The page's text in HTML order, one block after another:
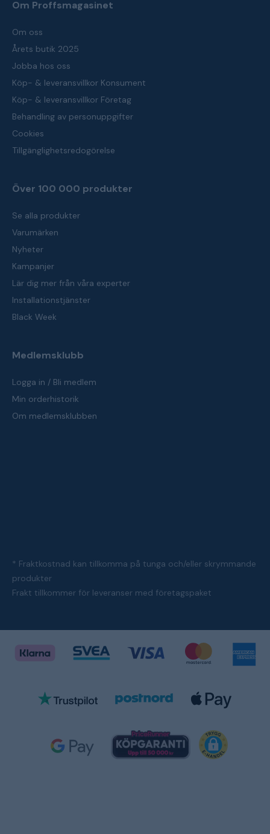
Om Proffsmagasinet
Om oss
Årets butik 2025
Jobba hos oss
Köp- & leveransvillkor Konsument
Köp- & leveransvillkor Företag
Behandling av personuppgifter
Cookies
Tillgänglighetsredogörelse
Över 100 000 produkter
Se alla produkter
Varumärken
Nyheter
Kampanjer
Lär dig mer från våra experter
Installationstjänster
Black Week
Medlemsklubb
Logga in / Bli medlem
Min orderhistorik
Om medlemsklubben
* Fraktkostnad kan tillkomma på tunga och/eller skrymmande
produkter
Frakt tillkommer för leveranser med företagspaket